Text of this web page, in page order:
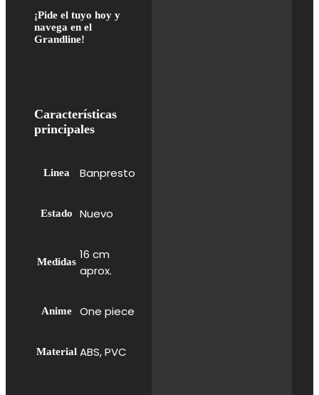
¡Pide el tuyo hoy y
navega en el
Grandline!
Características
principales
Linea Banpresto
Estado Nuevo
Medidas 16 cm
aprox.
Anime One piece
Material ABS, PVC